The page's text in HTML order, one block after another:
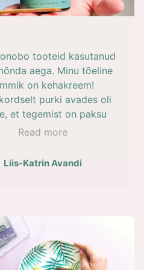
tooteid kasutanud
aega. Minu tõeline
on kehakreem!
purki avades oli
et tegemist on paksu
Lõhn ja tekstuur
Peale määrides
Mul on neid lausa
Niisutan nendega
huuli, aga lisaks
nii enda kui oma laste
Read more
Liis-Katrin Avandi